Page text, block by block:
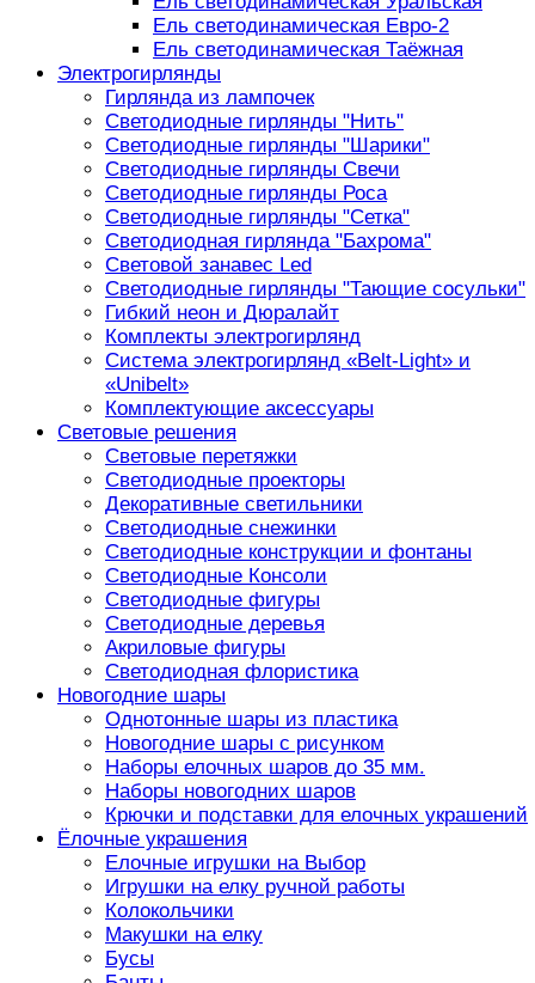
Ель светодинамическая Евро-2
Ель светодинамическая Таёжная
Электрогирлянды
Гирлянда из лампочек
Светодиодные гирлянды "Нить"
Светодиодные гирлянды "Шарики"
Светодиодные гирлянды Свечи
Светодиодные гирлянды Роса
Светодиодные гирлянды "Сетка"
Светодиодная гирлянда "Бахрома"
Световой занавес Led
Светодиодные гирлянды "Тающие сосульки"
Гибкий неон и Дюралайт
Комплекты электрогирлянд
Система электрогирлянд «Belt-Light» и
«Unibelt»
Комплектующие аксессуары
Световые решения
Световые перетяжки
Светодиодные проекторы
Декоративные светильники
Светодиодные снежинки
Светодиодные конструкции и фонтаны
Светодиодные Консоли
Светодиодные фигуры
Светодиодные деревья
Акриловые фигуры
Светодиодная флористика
Новогодние шары
Однотонные шары из пластика
Новогодние шары с рисунком
Наборы елочных шаров до 35 мм.
Наборы новогодних шаров
Крючки и подставки для елочных украшений
Ёлочные украшения
Елочные игрушки на Выбор
Игрушки на елку ручной работы
Колокольчики
Макушки на елку
Бусы